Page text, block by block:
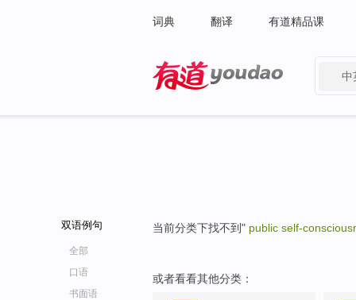
词典 翻译 有道精品课
中
双语例句
全部
口语
书面语
当前分类下找不到" public self-
或者看看其他分类：